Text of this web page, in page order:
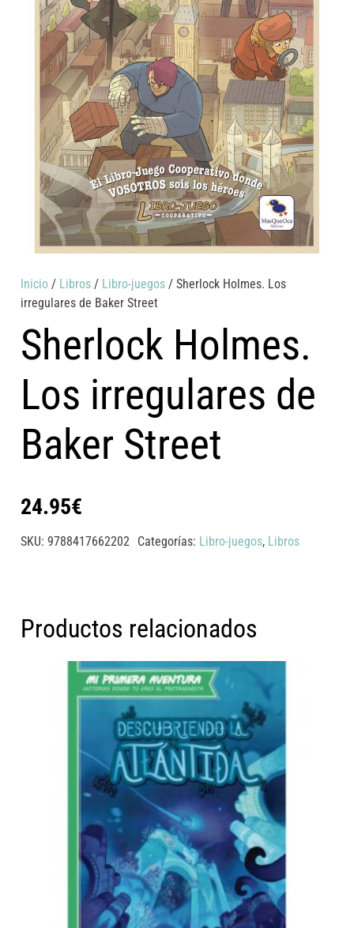
Inicio / Libros / Libro-juegos / Sherlock Holmes. Los
irregulares de Baker Street
Sherlock Holmes.
Los irregulares de
Baker Street
24.95€
SKU:9788417662202 Categorías: Libro-juegos, Libros
Productos relacionados